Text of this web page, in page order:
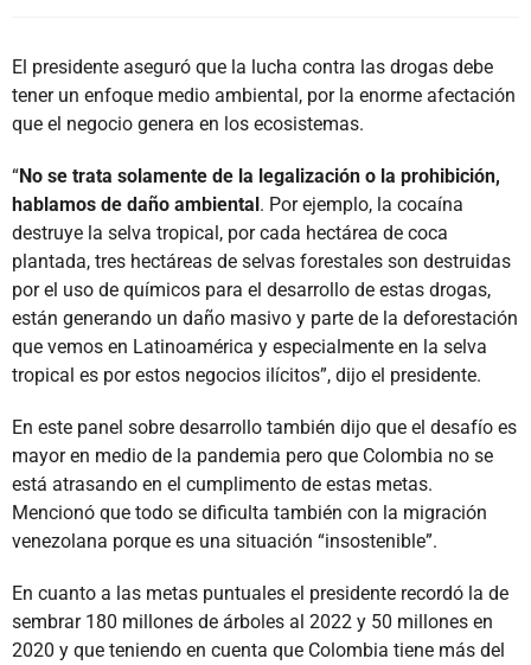
El presidente aseguró que la lucha contra las drogas debe
tener un enfoque medio ambiental, por la enorme afectación
que el negocio genera en los ecosistemas.
“No se trata solamente de la legalización o la prohibición,
hablamos de daño ambiental. Por ejemplo, la cocaína
destruye la selva tropical, por cada hectárea de coca
plantada, tres hectáreas de selvas forestales son destruidas
por el uso de químicos para el desarrollo de estas drogas,
están generando un daño masivo y parte de la deforestación
que vemos en Latinoamérica y especialmente en la selva
tropical es por estos negocios ilícitos”, dijo el presidente.
En este panel sobre desarrollo también dijo que el desafío es
mayor en medio de la pandemia pero que Colombia no se
está atrasando en el cumplimento de estas metas.
Mencionó que todo se dificulta también con la migración
venezolana porque es una situación “insostenible”.
En cuanto a las metas puntuales el presidente recordó la de
sembrar 180 millones de árboles al 2022 y 50 millones en
2020 y que teniendo en cuenta que Colombia tiene más del